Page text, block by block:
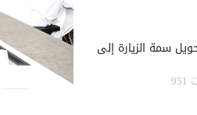
تحويل سمة الزيارة إلى